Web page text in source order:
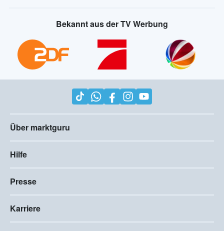
Bekannt aus der TV Werbung
Über marktguru
Hilfe
Presse
Karriere